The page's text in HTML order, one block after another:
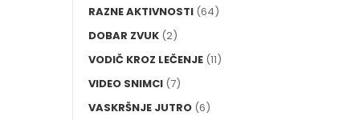
RAZNE AKTIVNOSTI (64)
DOBAR ZVUK (2)
VODIČ KROZ LEČENJE (11)
VIDEO SNIMCI (7)
VASKRŠNJE JUTRO (6)